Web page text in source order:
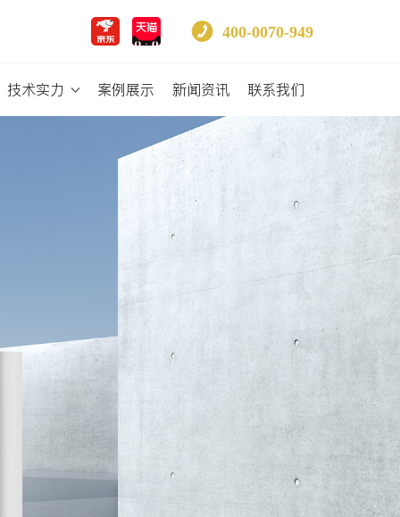
400-0070-949
技术实力 案例展示 新闻资讯 联系我们